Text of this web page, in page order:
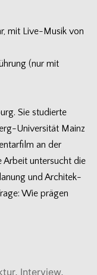
mit Live-Musik von
(nur mit
Sie stu­dierte
Universität Mainz
an der
Arbeit unter­sucht die
und Archi­tek­
Wie prä­gen
, Interview,